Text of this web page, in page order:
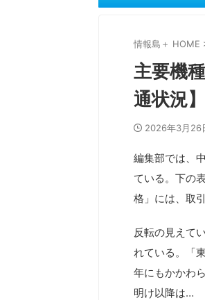
情報島＋ HOME
主要機
通状況】
2026年3月26
編集部では、
ている。下の
格」には、取
反転の見えて
れている。「
年にもかかわ
明け以降は…